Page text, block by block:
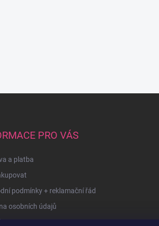
PRO VÁS
a platba
podmínky + reklamační řád
osobních údajů